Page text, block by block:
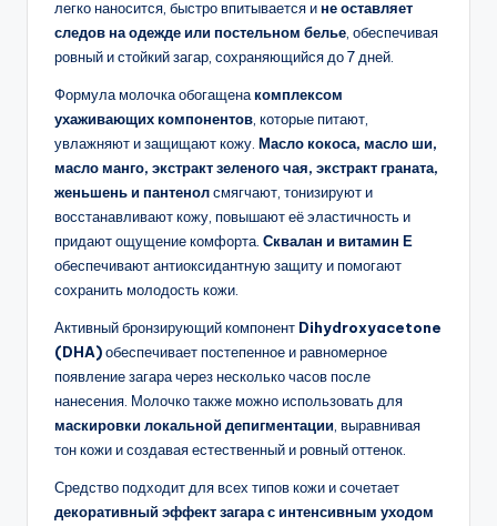
легко наносится, быстро впитывается ине оставляет
следов на одежде или постельном белье , обеспечивая
ровный и стойкий загар, сохраняющийся до 7 дней.
Формула молочка обогащенакомплексом
ухаживающих компонентов , которые питают,
увлажняют и защищают кожу. Масло кокоса, масло ши,
масло манго, экстракт зеленого чая, экстракт граната,
женьшень и пантенолсмягчают, тонизируют и
восстанавливают кожу, повышают её эластичность и
придают ощущение комфорта. Сквалан и витамин Е
обеспечивают антиоксидантную защиту и помогают
сохранить молодость кожи.
Активный бронзирующий компонент Dihydroxyacetone
(DHA)обеспечивает постепенное и равномерное
появление загара через несколько часов после
нанесения. Молочко также можно использовать для
маскировки локальной депигментации , выравнивая
тон кожи и создавая естественный и ровный оттенок.
Средство подходит для всех типов кожи и сочетает
декоративный эффект загара с интенсивным уходом